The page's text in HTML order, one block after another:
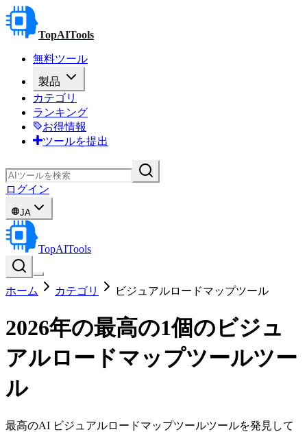
TopAITools
無料ツール
製品
カテゴリ
ランキング
お得情報
ツールを提出
ログイン
JA
TopAITools
ホーム カテゴリ ビジュアルロードマップツール
2026年の最高の1個のビジュ
アルロードマップツールツー
ル
最高のAI ビジュアルロードマップツールツールを発見して